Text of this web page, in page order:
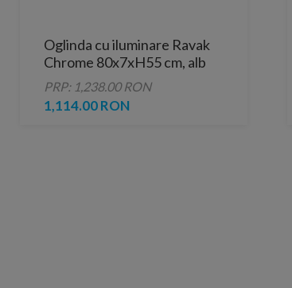
Oglinda cu iluminare Ravak
Chrome 80x7xH55 cm, alb
PRP: 1,238.00 RON
1,114.00 RON